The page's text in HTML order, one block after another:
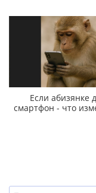
Если абизянке
смартфон - что